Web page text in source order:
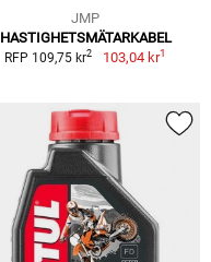
JMP
HASTIGHETSMÄTARKABEL
RFP 109,75 kr2 103,04 kr1